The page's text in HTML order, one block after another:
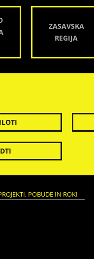
ZASAVSKA
REGIJA
DTI
POBUDE IN ROKI